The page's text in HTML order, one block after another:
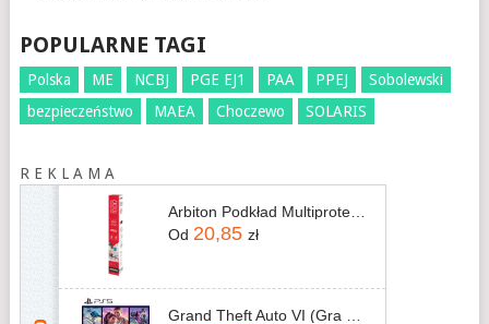
POPULARNE TAGI
Polska ME NCBJ PGE EJ1 PAA PPEJ
Sobolewski
bezpieczeństwo
MAEA Choczewo SOLARIS
R E K L A M A
Arbiton Podkład Multiprotec 1000 3w1 8m2
Od 20,85 zł